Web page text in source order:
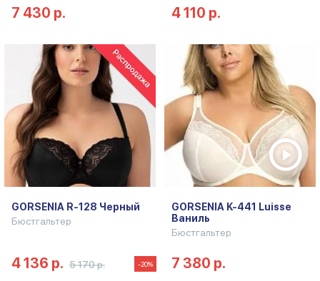
7 430 р. 4 110 р.
GORSENIA R-128 Черный
Бюстгальтер
4 136 р. 5 170 р. -20%
GORSENIA K-441 Luisse
Ваниль
Бюстгальтер
7 380 р.